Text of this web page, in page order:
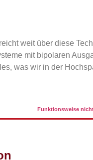
weit über diese
mit bipolaren
was wir in der
Funktionsweise